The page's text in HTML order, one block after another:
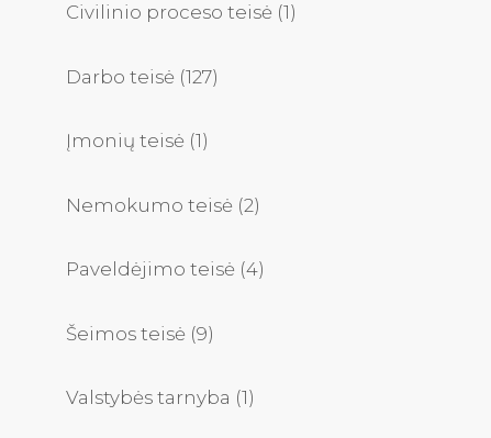
Civilinio proceso teisė (1)
Darbo teisė (127)
Įmonių teisė (1)
Nemokumo teisė (2)
Paveldėjimo teisė (4)
Šeimos teisė (9)
Valstybės tarnyba (1)